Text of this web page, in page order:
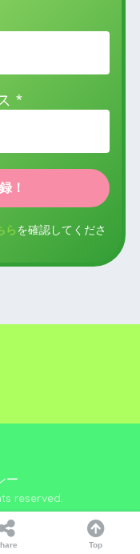
*
ら を確認してくださ
ー
reserved.
Top